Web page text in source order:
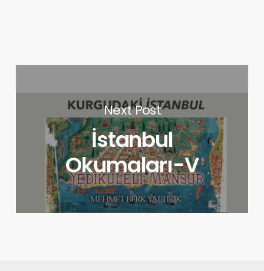
Next Post
İstanbul
Okumaları-V